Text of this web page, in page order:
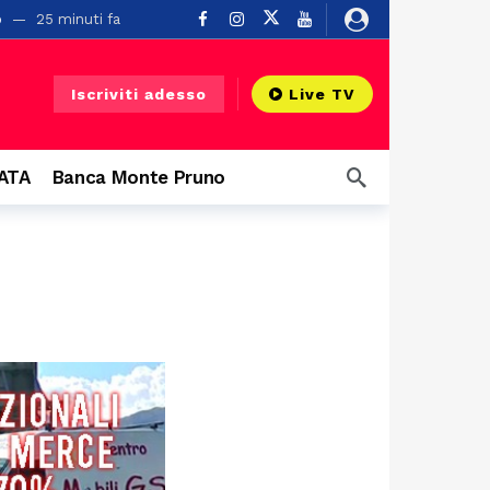
25 minuti fa
eventi
Iscriviti adesso Live TV
Banca Monte Pruno